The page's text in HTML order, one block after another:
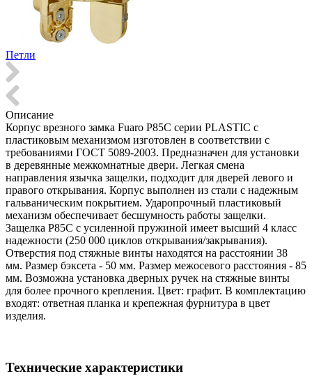
Петли
Описание
Корпус врезного замка Fuaro P85C серии PLASTIC с
пластиковым механизмом изготовлен в соответствии с
требованиями ГОСТ 5089-2003. Предназначен для установки
в деревянные межкомнатные двери. Легкая смена
направления язычка защелки, подходит для дверей левого и
правого открывания. Корпус выполнен из стали с надежным
гальваническим покрытием. Ударопрочный пластиковый
механизм обеспечивает бесшумность работы защелки.
Защелка P85C с усиленной пружиной имеет высший 4 класс
надежности (250 000 циклов открывания/закрывания).
Отверстия под стяжные винты находятся на расстоянии 38
мм. Размер бэксета - 50 мм. Размер межосевого расстояния - 85
мм. Возможна установка дверных ручек на стяжные винты
для более прочного крепления. Цвет: графит. В комплектацию
входят: ответная планка и крепежная фурнитура в цвет
изделия.
Технические характеристики